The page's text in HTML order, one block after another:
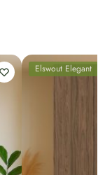
Elswout Elegant